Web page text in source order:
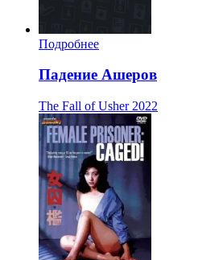
Подробнее
Падение Ашеров
The Fall of Usher 2022